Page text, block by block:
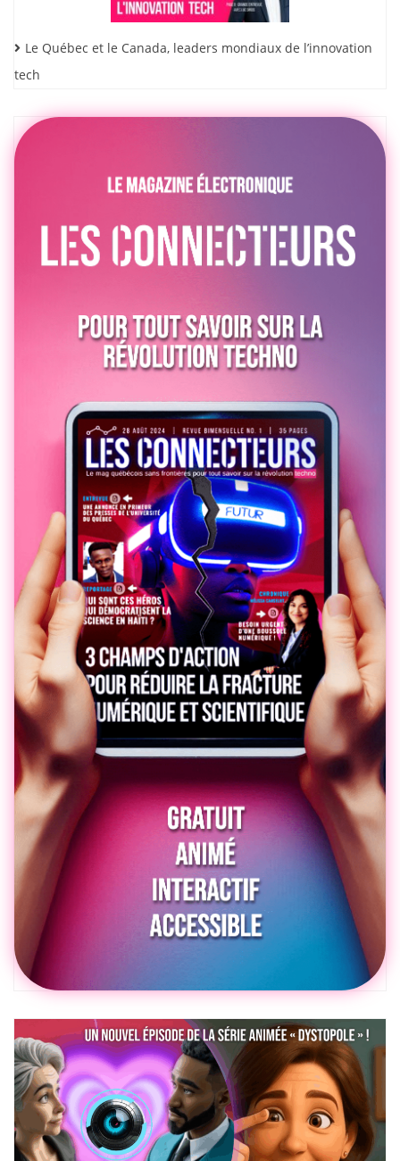
Le Québec et le Canada, leaders mondiaux de l’innovation
tech